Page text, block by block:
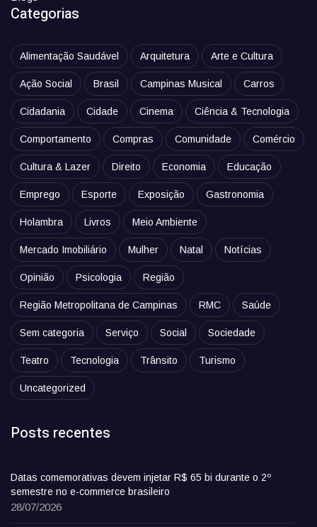
Categorias
Alimentação Saudável Arquitetura Arte e Cultura
Ação Social Brasil Campinas Musical Carros
Cidadania Cidade Cinema Ciência & Tecnologia
Comportamento Compras Comunidade Comércio
Cultura & Lazer Direito Economia Educação
Emprego Esporte Exposição Gastronomia
Holambra Livros Meio Ambiente
Mercado Imobiliário Mulher Natal Notícias
Opinião Psicologia Região
Região Metropolitana de Campinas RMC Saúde
Sem categoria Serviço Social Sociedade
Teatro Tecnologia Trânsito Turismo
Uncategorized
Posts recentes
Datas comemorativas devem injetar R$ 65 bi durante o 2º
semestre no e-commerce brasileiro
28/07/2026